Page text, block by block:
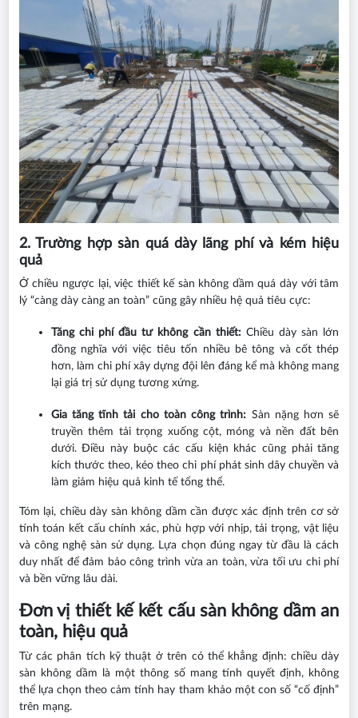
2. Trường hợp sàn quá dày lãng phí và kém hiệu
quả
Ở chiều ngược lại, việc thiết kế sàn không dầm quá dày với tâm
lý “càng dày càng an toàn” cũng gây nhiều hệ quả tiêu cực:
Tăng chi phí đầu tư không cần thiết: Chiều dày sàn lớn
đồng nghĩa với việc tiêu tốn nhiều bê tông và cốt thép
hơn, làm chi phí xây dựng đội lên đáng kể mà không mang
lại giá trị sử dụng tương xứng.
Gia tăng tĩnh tải cho toàn công trình: Sàn nặng hơn sẽ
truyền thêm tải trọng xuống cột, móng và nền đất bên
dưới. Điều này buộc các cấu kiện khác cũng phải tăng
kích thước theo, kéo theo chi phí phát sinh dây chuyền và
làm giảm hiệu quả kinh tế tổng thể.
Tóm lại, chiều dày sàn không dầm cần được xác định trên cơ sở
tính toán kết cấu chính xác, phù hợp với nhịp, tải trọng, vật liệu
và công nghệ sàn sử dụng. Lựa chọn đúng ngay từ đầu là cách
duy nhất để đảm bảo công trình vừa an toàn, vừa tối ưu chi phí
và bền vững lâu dài.
Đơn vị thiết kế kết cấu sàn không dầm an
toàn, hiệu quả
Từ các phân tích kỹ thuật ở trên có thể khẳng định: chiều dày
sàn không dầm là một thông số mang tính quyết định, không
thể lựa chọn theo cảm tính hay tham khảo một con số “cố định”
trên mạng.